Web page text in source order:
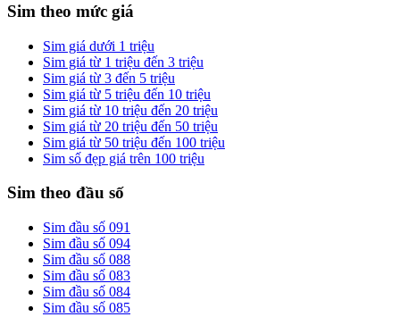
Sim theo mức giá
Sim giá dưới 1 triệu
Sim giá từ 1 triệu đến 3 triệu
Sim giá từ 3 đến 5 triệu
Sim giá từ 5 triệu đến 10 triệu
Sim giá từ 10 triệu đến 20 triệu
Sim giá từ 20 triệu đến 50 triệu
Sim giá từ 50 triệu đến 100 triệu
Sim số đẹp giá trên 100 triệu
Sim theo đầu số
Sim đầu số 091
Sim đầu số 094
Sim đầu số 088
Sim đầu số 083
Sim đầu số 084
Sim đầu số 085